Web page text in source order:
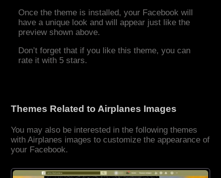
Once the theme is installed, your Facebook will
have a unique look and will appear just like the
preview shown above.
Don’t forget that if you like this theme, you can
rate it with 5 stars.
Themes Related to Airplanes Images
You may also be interested in the following themes
with Airplanes images to customize the appearance of
your Facebook.